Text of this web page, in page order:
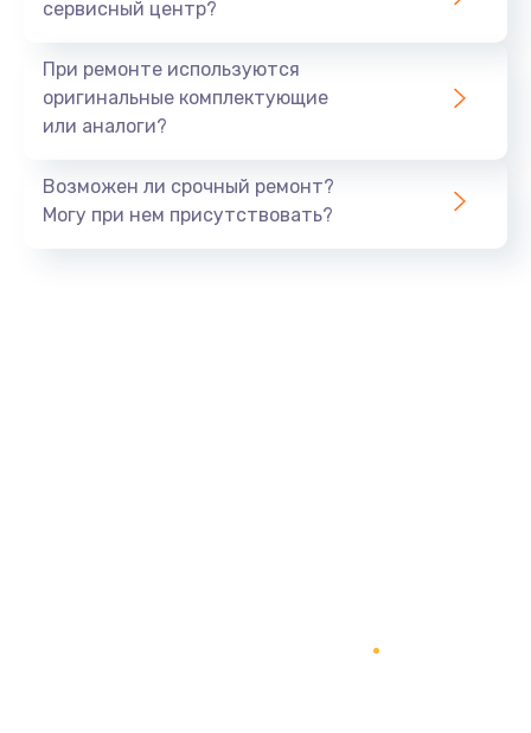
сервисный центр?
При ремонте используются
оригинальные комплектующие
или аналоги?
Возможен ли срочный ремонт?
Могу при нем присутствовать?